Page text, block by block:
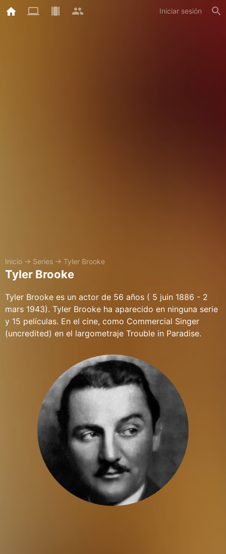
Iniciar sesión
Inicio → Series → Tyler Brooke
Tyler Brooke
Tyler Brooke es un actor de 56 años ( 5 juin 1886 - 2
mars 1943). Tyler Brooke ha aparecido en ninguna serie
y 15 películas. En el cine, como Commercial Singer
(uncredited) en el largometraje Trouble in Paradise.